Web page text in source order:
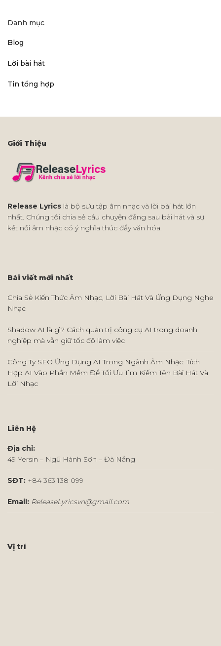
Danh mục
Blog
Lời bài hát
Tin tổng hợp
Giới Thiệu
Release Lyrics là bộ sưu tập âm nhạc và lời bài hát lớn
nhất. Chúng tôi chia sẻ câu chuyện đằng sau bài hát và sự
kết nối âm nhạc có ý nghĩa thúc đẩy văn hóa.
Bài viết mới nhất
Chia Sẻ Kiến Thức Âm Nhạc, Lời Bài Hát Và Ứng Dụng Nghe
Nhạc
Shadow AI là gì? Cách quản trị công cụ AI trong doanh
nghiệp mà vẫn giữ tốc độ làm việc
Công Ty SEO Ứng Dụng AI Trong Ngành Âm Nhạc: Tích
Hợp AI Vào Phần Mềm Để Tối Ưu Tìm Kiếm Tên Bài Hát Và
Lời Nhạc
Liên Hệ
Địa chỉ:
49 Yersin – Ngũ Hành Sơn – Đà Nẵng
SĐT: +84 363 138 099
Email: ReleaseLyricsvn@gmail.com
Vị trí